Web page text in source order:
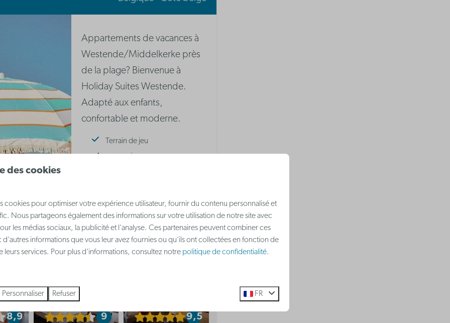
Appartements de vacances à
Westende/Middelkerke près
de la plage? Bienvenue à
Holiday Suites Westende.
Adapté aux enfants,
confortable et moderne.
Terrain de jeu
Plus d'informations
8,9 9 9,5
des cookies
cookies pour optimiser votre expérience utilisateur, fournir du contenu personnalisé et
Nous partageons également des informations sur votre utilisation de notre site avec
les médias sociaux, la publicité et l'analyse. Ces partenaires peuvent combiner ces
d'autres informations que vous leur avez fournies ou qu'ils ont collectées en fonction de
leurs services. Pour plus d'informations, consultez notre politique de confidentialité.
Personnaliser Refuser FR